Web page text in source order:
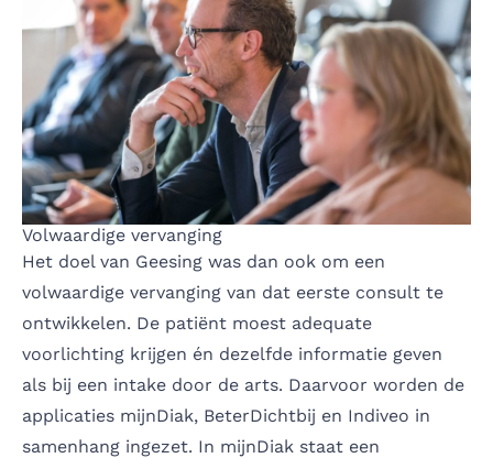
Volwaardige vervanging
Het doel van Geesing was dan ook om een
volwaardige vervanging van dat eerste consult te
ontwikkelen. De patiënt moest adequate
voorlichting krijgen én dezelfde informatie geven
als bij een intake door de arts. Daarvoor worden de
applicaties mijnDiak, BeterDichtbij en Indiveo in
samenhang ingezet. In mijnDiak staat een